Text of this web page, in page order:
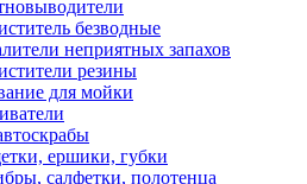
безводные
неприятных запахов
резины
для мойки
ершики, губки
салфетки, полотенца